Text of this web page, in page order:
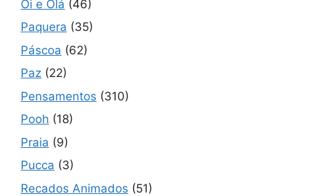
Oi e Olá (46)
Paquera (35)
Páscoa (62)
Paz (22)
Pensamentos (310)
Pooh (18)
Praia (9)
Pucca (3)
Recados Animados (51)